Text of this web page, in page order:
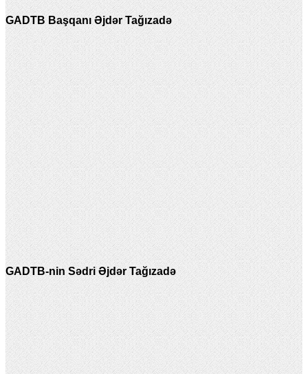
GADTB Başqanı Əjdər Tağızadə
GADTB-nin Sədri Əjdər Tağızadə